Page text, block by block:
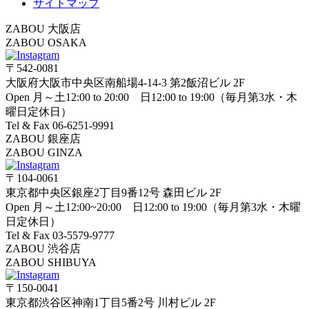
サイトマップ
ZABOU 大阪店
ZABOU OSAKA
〒542-0081
大阪府大阪市中央区南船場4-14-3 第2飯沼ビル 2F
Open 月～土12:00 to 20:00 日12:00 to 19:00（毎月第3水・木
曜日定休日）
Tel & Fax 06-6251-9991
ZABOU 銀座店
ZABOU GINZA
〒104-0061
東京都中央区銀座2丁目9番12号 森田ビル 2F
Open 月～土12:00~20:00 日12:00 to 19:00（毎月第3水・木曜
日定休日）
Tel & Fax 03-5579-9777
ZABOU 渋谷店
ZABOU SHIBUYA
〒150-0041
東京都渋谷区神南1丁目5番2号 川村ビル 2F